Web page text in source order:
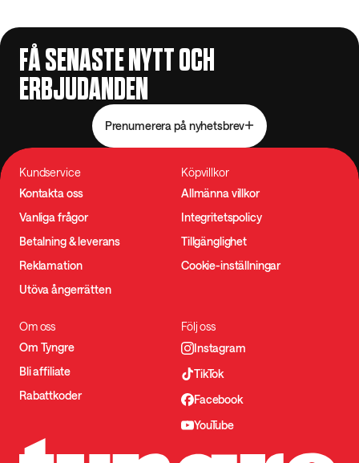
FÅ SENASTE NYTT OCH
ERBJUDANDEN
Prenumerera på nyhetsbrev
Kundservice
Kontakta oss
Vanliga frågor
Betalning & leverans
Reklamation
Utöva ångerrätten
Köpvillkor
Allmänna villkor
Integritetspolicy
Tillgänglighet
Cookie-inställningar
Om oss
Om Tyngre
Bli affiliate
Rabattkoder
Följ oss
Instagram
TikTok
Facebook
YouTube